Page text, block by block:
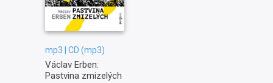
mp3 | CD (mp3)
Václav Erben:
Pastvina zmizelých